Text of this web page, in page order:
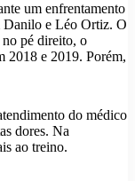
um enfrentamento
Danilo e Léo Ortiz. O
no pé direito, o
2018 e 2019. Porém,
do médico
dores. Na
ao treino.